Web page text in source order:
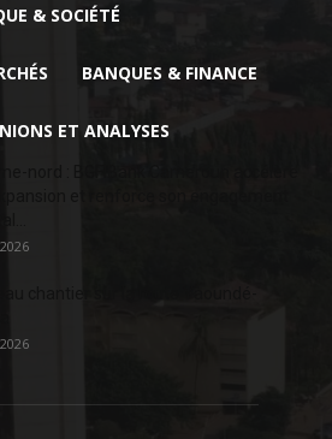
& SOCIÉTÉ
BANQUES & FINANCE
ET ANALYSES